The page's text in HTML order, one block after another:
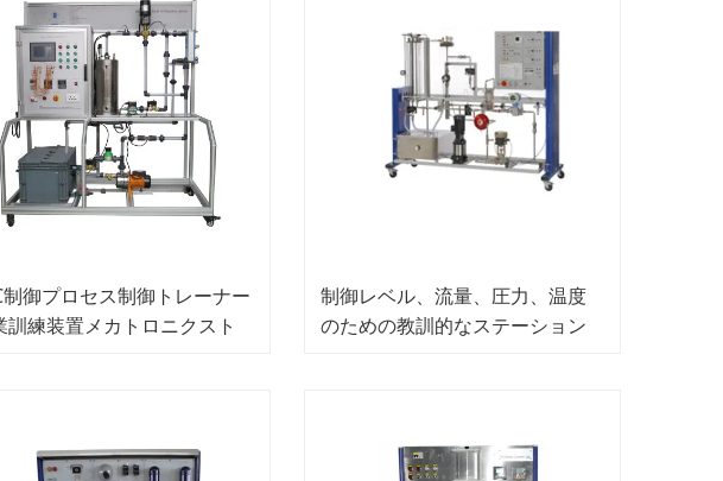
制御プロセス制御トレーナー
訓練装置メカトロニクスト
制御レベル、流量、圧力、温度
のための教訓的なステーション